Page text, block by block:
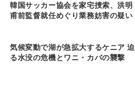
韓国サッカー協会を家宅捜索、洪明
甫前監督就任めぐり業務妨害の疑い
気候変動で湖が急拡大するケニア 迫
る水没の危機とワニ・カバの襲撃